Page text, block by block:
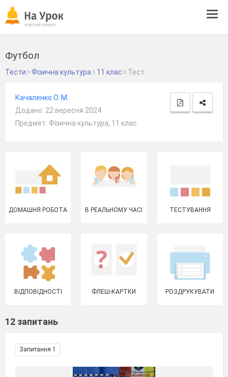
Футбол
Тести Фізична культура 11 клас Тест
Качаленко О. М.
Додано: 22 вересня 2024
Предмет: Фізична культура, 11 клас
ДОМАШНЯ РОБОТА В РЕАЛЬНОМУ ЧАСІ ТЕСТУВАННЯ
ВІДПОВІДНОСТІ ФЛЕШ-КАРТКИ РОЗДРУКУВАТИ
12 запитань
Запитання 1